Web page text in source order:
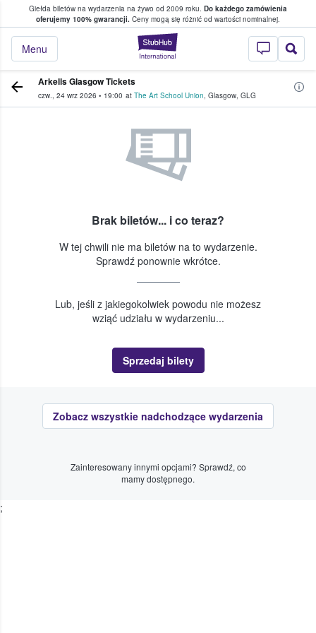
Giełda biletów na wydarzenia na żywo od 2009 roku. Do każdego zamówienia
oferujemy 100% gwarancji. Ceny mogą się różnić od wartości nominalnej.
StubHub —
Menu
w którym fani i kibice kupują i
Arkells Glasgow Tickets
czw., 24 wrz 2026 • 19:00 at The Art School Union, Glasgow, GLG
Brak biletów... i co teraz?
W tej chwili nie ma biletów na to wydarzenie.
Sprawdź ponownie wkrótce.
Lub, jeśli z jakiegokolwiek powodu nie możesz
wziąć udziału w wydarzeniu...
Sprzedaj bilety
Zobacz wszystkie nadchodzące wydarzenia
Zainteresowany innymi opcjami? Sprawdź, co
mamy dostępnego.
;